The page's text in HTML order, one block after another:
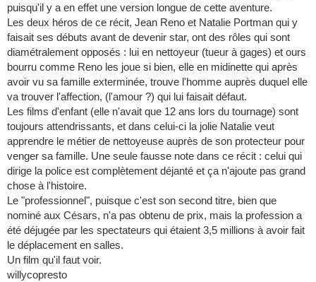
puisqu'il y a en effet une version longue de cette aventure.
Les deux héros de ce récit, Jean Reno et Natalie Portman qui y
faisait ses débuts avant de devenir star, ont des rôles qui sont
diamétralement opposés : lui en nettoyeur (tueur à gages) et ours
bourru comme Reno les joue si bien, elle en midinette qui après
avoir vu sa famille exterminée, trouve l'homme auprès duquel elle
va trouver l'affection, (l'amour ?) qui lui faisait défaut.
Les films d'enfant (elle n'avait que 12 ans lors du tournage) sont
toujours attendrissants, et dans celui-ci la jolie Natalie veut
apprendre le métier de nettoyeuse auprès de son protecteur pour
venger sa famille. Une seule fausse note dans ce récit : celui qui
dirige la police est complètement déjanté et ça n'ajoute pas grand
chose à l'histoire.
Le "professionnel", puisque c'est son second titre, bien que
nominé aux Césars, n'a pas obtenu de prix, mais la profession a
été déjugée par les spectateurs qui étaient 3,5 millions à avoir fait
le déplacement en salles.
Un film qu'il faut voir.
willycopresto